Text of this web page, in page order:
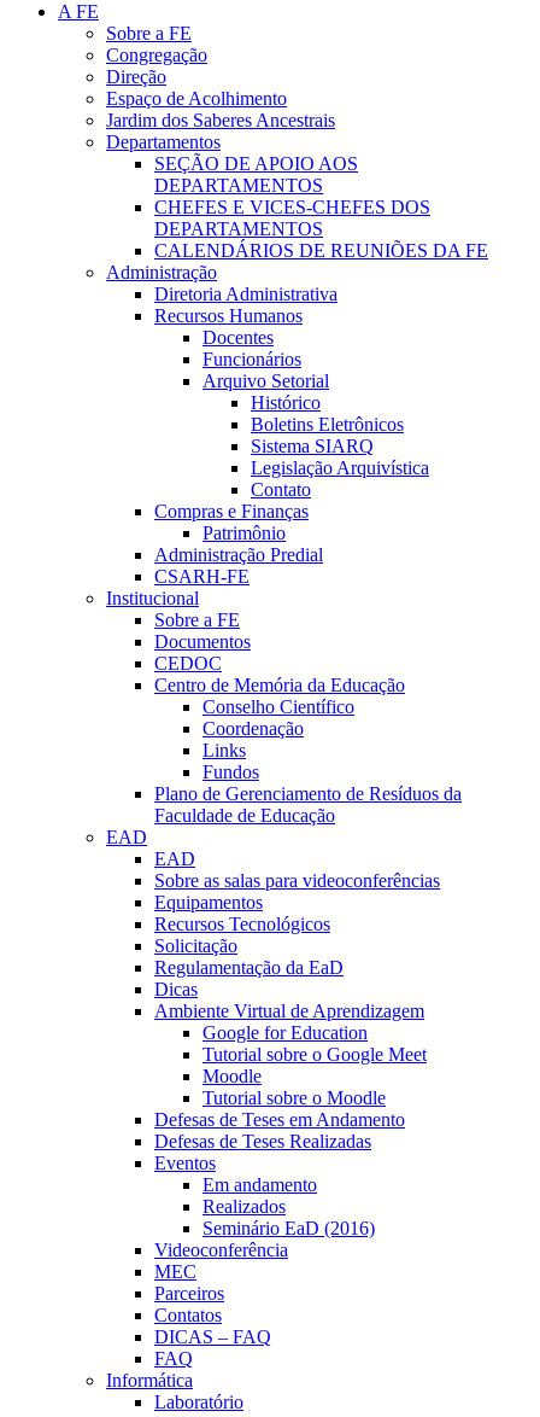
A FE
Sobre a FE
Congregação
Direção
Espaço de Acolhimento
Jardim dos Saberes Ancestrais
Departamentos
SEÇÃO DE APOIO AOS
DEPARTAMENTOS
CHEFES E VICES-CHEFES DOS
DEPARTAMENTOS
CALENDÁRIOS DE REUNIÕES DA FE
Administração
Diretoria Administrativa
Recursos Humanos
Docentes
Funcionários
Arquivo Setorial
Histórico
Boletins Eletrônicos
Sistema SIARQ
Legislação Arquivística
Contato
Compras e Finanças
Patrimônio
Administração Predial
CSARH-FE
Institucional
Sobre a FE
Documentos
CEDOC
Centro de Memória da Educação
Conselho Científico
Coordenação
Links
Fundos
Plano de Gerenciamento de Resíduos da
Faculdade de Educação
EAD
EAD
Sobre as salas para videoconferências
Equipamentos
Recursos Tecnológicos
Solicitação
Regulamentação da EaD
Dicas
Ambiente Virtual de Aprendizagem
Google for Education
Tutorial sobre o Google Meet
Moodle
Tutorial sobre o Moodle
Defesas de Teses em Andamento
Defesas de Teses Realizadas
Eventos
Em andamento
Realizados
Seminário EaD (2016)
Videoconferência
MEC
Parceiros
Contatos
DICAS – FAQ
FAQ
Informática
Laboratório